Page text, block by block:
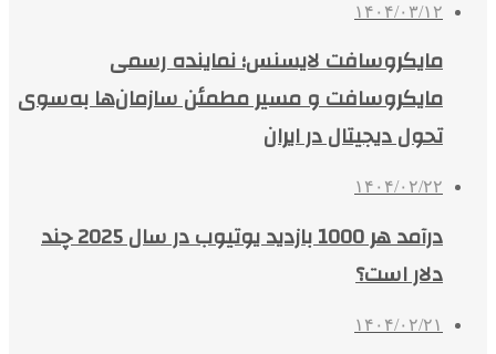
۱۴۰۴/۰۳/۱۲
مایکروسافت لایسنس؛ نماینده رسمی
مایکروسافت و مسیر مطمئن سازمان‌ها به‌سوی
تحول دیجیتال در ایران
۱۴۰۴/۰۲/۲۲
درآمد هر 1000 بازدید یوتیوب در سال 2025 چند
دلار است؟
۱۴۰۴/۰۲/۲۱